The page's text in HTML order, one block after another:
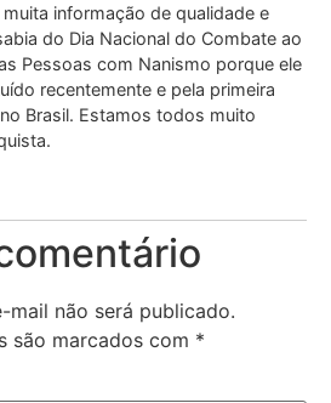
informação de qualidade e
do Dia Nacional do Combate ao
Pessoas com Nanismo porque ele
recentemente e pela primeira
Brasil. Estamos todos muito
mail não será publicado.
são marcados com *